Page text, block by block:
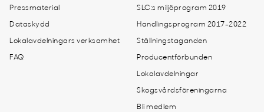
Pressmaterial
Dataskydd
Lokalavdelningars verksamhet
FAQ
SLC:s miljöprogram 2019
Handlingsprogram 2017-2022
Ställningstaganden
Producentförbunden
Lokalavdelningar
Skogsvårdsföreningarna
Bli medlem